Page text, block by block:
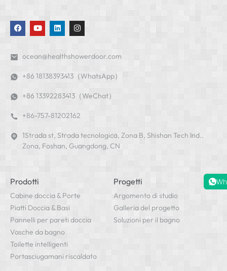
ocean@healthshowerdoor.com
+86 18138393413（WhatsApp）
+86 13392283413（WeChat）
+86-757-81202162
1Strada st, Strada tecnologica, Zona B, Shishan Tech Ind..
Zona, Foshan, Guangdong, CN
Prodotti
Cabine doccia & Porte
Piatti Doccia & Basi
Pannelli per pareti doccia
Vasche da bagno
Toilette intelligenti
Portasciugamani riscaldato
Progetti
Argomento di studio
Galleria del progetto
Soluzioni per il bagno